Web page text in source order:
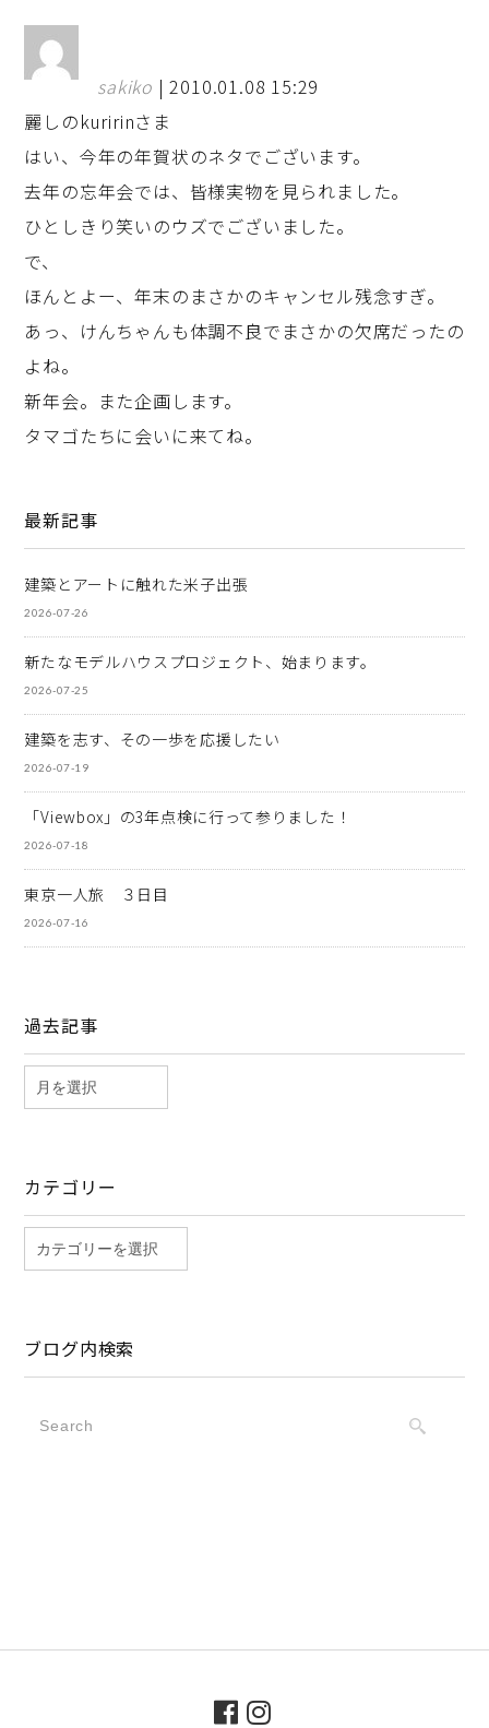
sakiko | 2010.01.08 15:29
麗しのkuririnさま
はい、今年の年賀状のネタでございます。
去年の忘年会では、皆様実物を見られました。
ひとしきり笑いのウズでございました。
で、
ほんとよー、年末のまさかのキャンセル残念すぎ。
あっ、けんちゃんも体調不良でまさかの欠席だったの
よね。
新年会。また企画します。
タマゴたちに会いに来てね。
最新記事
建築とアートに触れた米子出張
2026-07-26
新たなモデルハウスプロジェクト、始まります。
2026-07-25
建築を志す、その一歩を応援したい
2026-07-19
「Viewbox」の3年点検に行って参りました！
2026-07-18
東京一人旅 ３日目
2026-07-16
過去記事
カテゴリー
ブログ内検索